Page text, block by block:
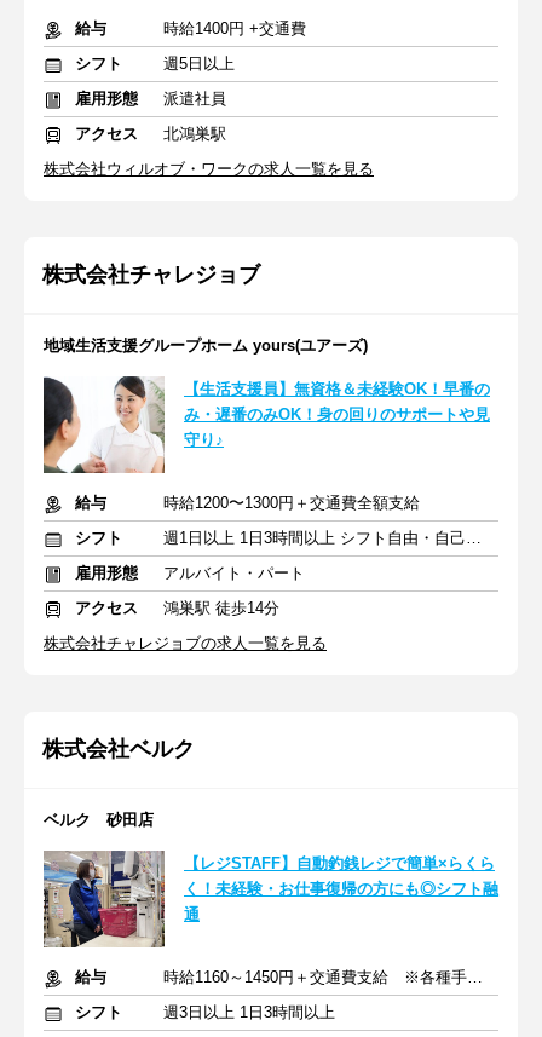
給与
時給1400円 +交通費
シフト
週5日以上
雇用形態
派遣社員
アクセス
北鴻巣駅
株式会社ウィルオブ・ワークの求人一覧を見る
株式会社チャレジョブ
地域生活支援グループホーム yours(ユアーズ)
【生活支援員】無資格＆未経験OK！早番の
み・遅番のみOK！身の回りのサポートや見
守り♪
給与
時給1200〜1300円＋交通費全額支給
シフト
週1日以上 1日3時間以上 シフト自由・自己申告
雇用形態
アルバイト・パート
アクセス
鴻巣駅 徒歩14分
株式会社チャレジョブの求人一覧を見る
株式会社ベルク
ベルク 砂田店
【レジSTAFF】自動釣銭レジで簡単×らくら
く！未経験・お仕事復帰の方にも◎シフト融
通
給与
時給1160～1450円＋交通費支給 ※各種手当含む
シフト
週3日以上 1日3時間以上